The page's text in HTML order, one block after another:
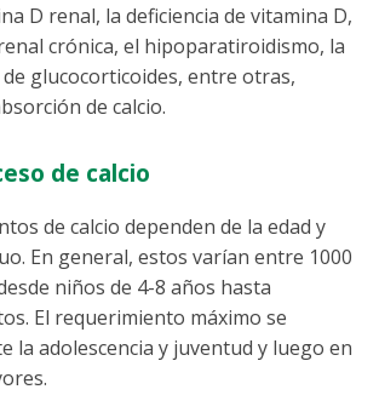
D renal, la deficiencia de vitamina D,
crónica, el hipoparatiroidismo, la
de glucocorticoides, entre otras,
de calcio.
de calcio
de calcio dependen de la edad y
En general, estos varían entre 1000
niños de 4-8 años hasta
El requerimiento máximo se
la adolescencia y juventud y luego en